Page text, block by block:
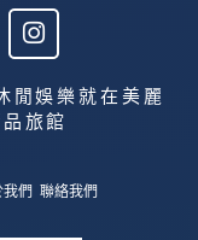
I
n
s
t
a
a
閒娛樂就在美麗
旅館
我們 聯絡我們